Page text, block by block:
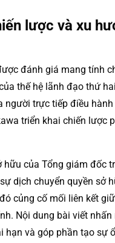
lược và xu
đánh giá mang tính
thế hệ lãnh đạo thứ
người trực tiếp điều
triển khai chiến lược
hữu của Tổng giám đốc
dịch chuyển quyền sở
củng cố mối liên kết
Nội dung bài viết
hạn và góp phần tạo sự